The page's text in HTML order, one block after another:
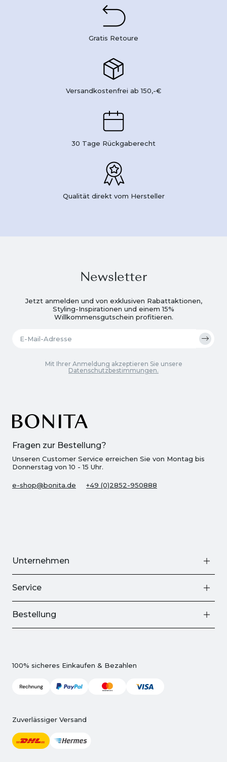
Gratis Retoure
Versandkostenfrei ab 150,-€
30 Tage Rückgaberecht
Qualität direkt vom Hersteller
Fragen zur Bestellung?
Unseren Customer Service erreichen Sie von Montag bis
Donnerstag von 10 - 15 Uhr.
e-shop@bonita.de +49 (0)2852-950888
Newsletter
Jetzt anmelden und von exklusiven Rabattaktionen,
Styling-Inspirationen und einem 15%
Willkommensgutschein profitieren.
Mit Ihrer Anmeldung akzeptieren Sie unsere
Datenschutzbestimmungen.
Unternehmen
Service
Bestellung
100% sicheres Einkaufen & Bezahlen
Zuverlässiger Versand